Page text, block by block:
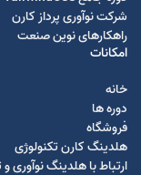
شرکت نوآوری پرداز کارن
راهکارهای نوین صنعت
امکانات
خانه
دوره ها
فروشگاه
هلدینگ کارن تکنولوژی
ارتباط با هلدینگ نوآوری